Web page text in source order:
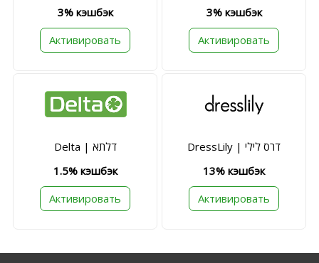
3% кэшбэк
Активировать
3% кэшбэк
Активировать
Delta | דלתא
1.5% кэшбэк
Активировать
DressLily | דרס לילי
13% кэшбэк
Активировать